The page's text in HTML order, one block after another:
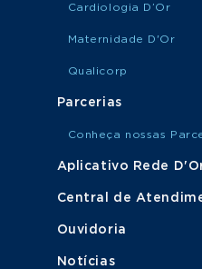
Cardiologia D’Or
Maternidade D'Or
Qualicorp
Parcerias
Conheça nossas
Aplicativo Rede
Central de
Ouvidoria
Notícias